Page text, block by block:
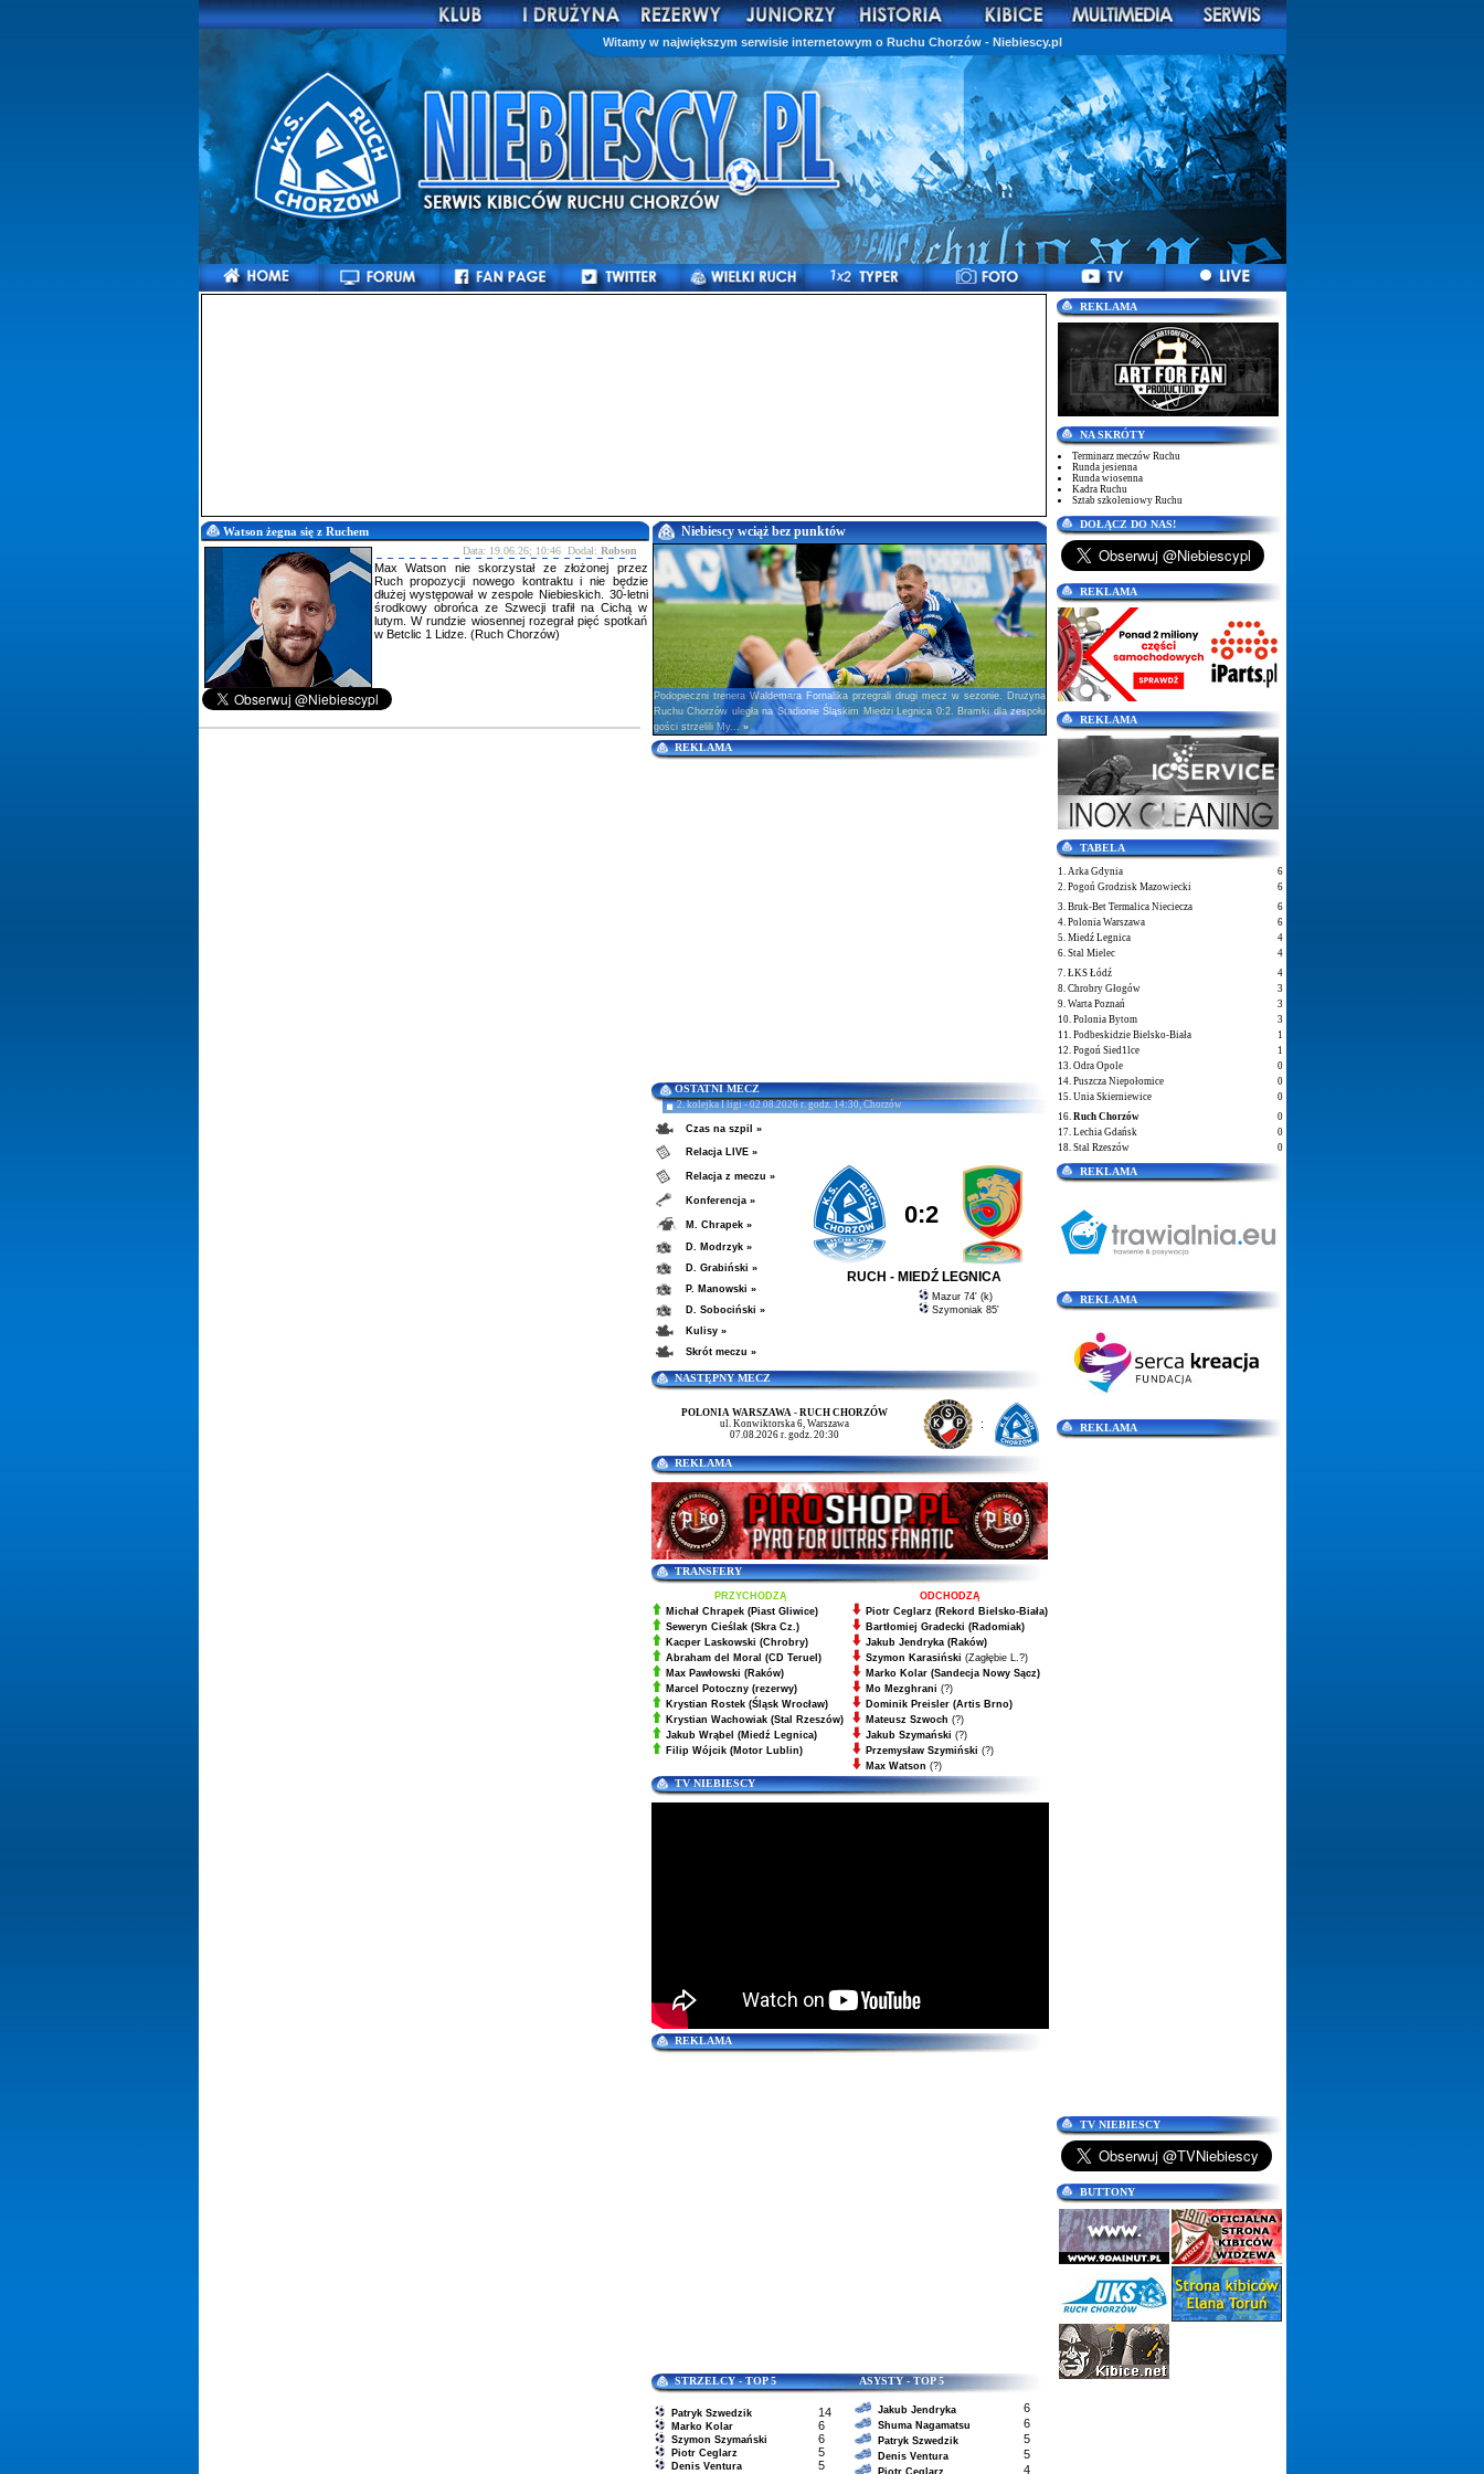
Witamy w największym serwisie internetowym o Ruchu Chorzów - Niebiescy.pl
Watson żegna się z Ruchem
Data: 19.06.26; 10:46 Dodał: Robson
Max Watson nie skorzystał ze złożonej przez
Ruch propozycji nowego kontraktu i nie będzie
dłużej występował w zespole Niebieskich. 30-letni
środkowy obrońca ze Szwecji trafił na Cichą w
lutym. W rundzie wiosennej rozegrał pięć spotkań
w Betclic 1 Lidze. (Ruch Chorzów)
Niebiescy wciąż bez punktów
Podopieczni trenera Waldemara Fornalika przegrali drugi mecz w sezonie. Drużyna
Ruchu Chorzów uległa na Stadionie Śląskim Miedzi Legnica 0:2. Bramki dla zespołu
gości strzelili My... »
REKLAMA
OSTATNI MECZ
2. kolejka I ligi - 02.08.2026 r. godz. 14:30, Chorzów
Czas na szpil »
Relacja LIVE »
Relacja z meczu »
Konferencja »
M. Chrapek »
D. Modrzyk »
D. Grabiński »
P. Manowski »
D. Sobociński »
Kulisy »
Skrót meczu »
0:2
RUCH - MIEDŹ LEGNICA
Mazur 74' (k)
Szymoniak 85'
NASTĘPNY MECZ
POLONIA WARSZAWA - RUCH CHORZÓW
ul. Konwiktorska 6, Warszawa
07.08.2026 r. godz. 20:30
:
REKLAMA
TRANSFERY
PRZYCHODZĄ
Michał Chrapek (Piast Gliwice)
Seweryn Cieślak (Skra Cz.)
Kacper Laskowski (Chrobry)
Abraham del Moral (CD Teruel)
Max Pawłowski (Raków)
Marcel Potoczny (rezerwy)
Krystian Rostek (Śląsk Wrocław)
Krystian Wachowiak (Stal Rzeszów)
Jakub Wrąbel (Miedź Legnica)
Filip Wójcik (Motor Lublin)
ODCHODZĄ
Piotr Ceglarz (Rekord Bielsko-Biała)
Bartłomiej Gradecki (Radomiak)
Jakub Jendryka (Raków)
Szymon Karasiński (Zagłębie L.?)
Marko Kolar (Sandecja Nowy Sącz)
Mo Mezghrani (?)
Dominik Preisler (Artis Brno)
Mateusz Szwoch (?)
Jakub Szymański (?)
Przemysław Szymiński (?)
Max Watson (?)
TV NIEBIESCY
REKLAMA
STRZELCY - TOP 5 ASYSTY - TOP 5
Patryk Szwedzik 14
Marko Kolar 6
Szymon Szymański 6
Piotr Ceglarz 5
Denis Ventura 5
Jakub Jendryka 6
Shuma Nagamatsu 6
Patryk Szwedzik 5
Denis Ventura 5
Piotr Ceglarz 4
REKLAMA
NA SKRÓTY
Terminarz meczów Ruchu
Runda jesienna
Runda wiosenna
Kadra Ruchu
Sztab szkoleniowy Ruchu
DOŁĄCZ DO NAS!
REKLAMA
REKLAMA
TABELA
1. Arka Gdynia
6
2. Pogoń Grodzisk Mazowiecki
6
3. Bruk-Bet Termalica Nieciecza
6
4. Polonia Warszawa
6
5. Miedź Legnica
4
6. Stal Mielec
4
7. ŁKS Łódź
4
8. Chrobry Głogów
3
9. Warta Poznań
3
10. Polonia Bytom
3
11. Podbeskidzie Bielsko-Biała
1
12. Pogoń Sied1lce
1
13. Odra Opole
0
14. Puszcza Niepołomice
0
15. Unia Skierniewice
0
16. Ruch Chorzów
0
17. Lechia Gdańsk
0
18. Stal Rzeszów
0
REKLAMA
REKLAMA
REKLAMA
TV NIEBIESCY
BUTTONY